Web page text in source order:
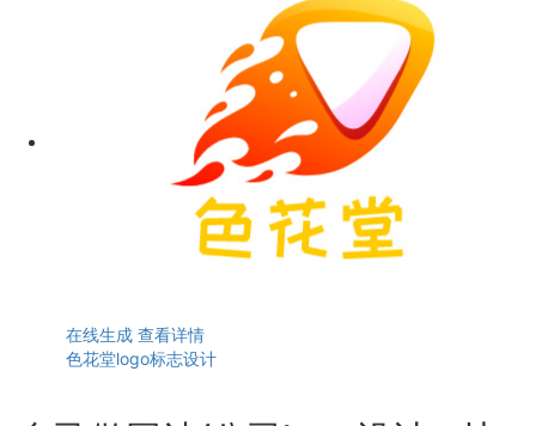
在线生成 查看详情
色花堂logo标志设计